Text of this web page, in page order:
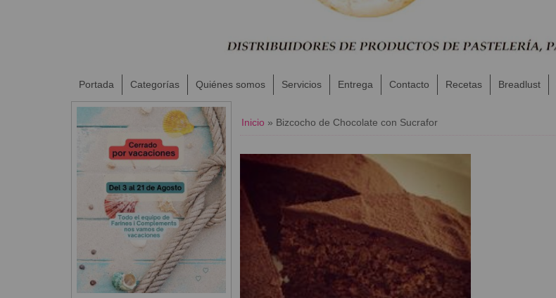
Portada Categorías Quiénes somos Servicios Entrega Contacto Recetas Breadlust
Inicio » Bizcocho de Chocolate con Sucrafor